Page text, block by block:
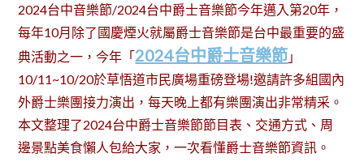
2024台中音樂節/2024台中爵士音樂節今年邁入第20年，
每年10月除了國慶煙火就屬爵士音樂節是台中最重要的盛
典活動之一，今年「2024台中爵士音樂節 」
10/11~10/20於草悟道市民廣場重磅登場!邀請許多組國內
外爵士樂團接力演出，每天晚上都有樂團演出非常精采。
本文整理了2024台中爵士音樂節節目表、交通方式、周
邊景點美食懶人包給大家，一次看懂爵士音樂節資訊。